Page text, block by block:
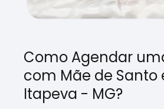
Como Agendar
com Mãe de Santo
Itapeva - MG?